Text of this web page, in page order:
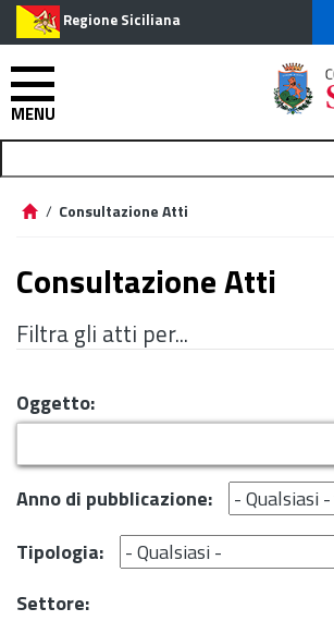
Regione Siciliana
MENU
/ Consultazione Atti
Consultazione Atti
Filtra gli atti per...
Oggetto:
Anno di pubblicazione:
Tipologia:
Settore: